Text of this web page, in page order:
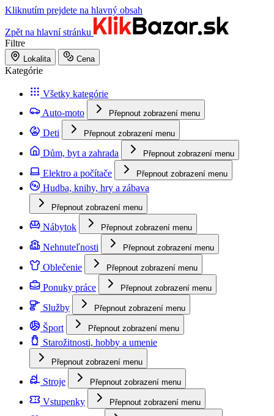
Kliknutím prejdete na hlavný obsah
Zpět na hlavní stránku
Filtre
Lokalita Cena
Kategórie
Všetky kategórie
Auto-moto
Přepnout zobrazení menu
Deti Přepnout zobrazení menu
Dům, byt a zahrada Přepnout zobrazení menu
Elektro a počítače Přepnout zobrazení menu
Hudba, knihy, hry a zábava
Přepnout zobrazení menu
Nábytok Přepnout zobrazení menu
Nehnuteľnosti Přepnout zobrazení menu
Oblečenie Přepnout zobrazení menu
Ponuky práce Přepnout zobrazení menu
Služby Přepnout zobrazení menu
Šport Přepnout zobrazení menu
Starožitnosti, hobby a umenie
Přepnout zobrazení menu
Stroje Přepnout zobrazení menu
Vstupenky Přepnout zobrazení menu